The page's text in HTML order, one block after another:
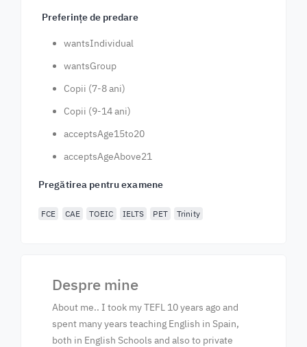
Preferințe de predare
wantsIndividual
wantsGroup
Copii (7-8 ani)
Copii (9-14 ani)
acceptsAge15to20
acceptsAgeAbove21
Pregătirea pentru examene
FCE CAE TOEIC IELTS PET Trinity
Despre mine
About me.. I took my TEFL 10 years ago and
spent many years teaching English in Spain,
both in English Schools and also to private